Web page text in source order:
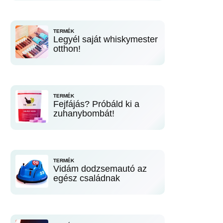
TERMÉK
Legyél saját whiskymester
otthon!
TERMÉK
Fejfájás? Próbáld ki a
zuhanybombát!
TERMÉK
Vidám dodzsemautó az
egész családnak